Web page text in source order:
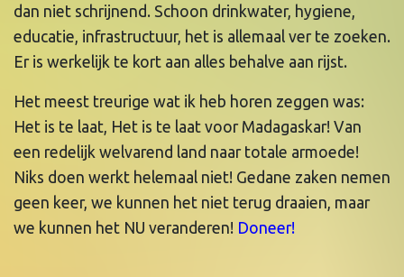
dan niet schrijnend. Schoon drinkwater, hygiene,
educatie, infrastructuur, het is allemaal ver te zoeken.
Er is werkelijk te kort aan alles behalve aan rijst.
Het meest treurige wat ik heb horen zeggen was:
Het is te laat, Het is te laat voor Madagaskar! Van
een redelijk welvarend land naar totale armoede!
Niks doen werkt helemaal niet! Gedane zaken nemen
geen keer, we kunnen het niet terug draaien, maar
we kunnen het NU veranderen! Doneer!